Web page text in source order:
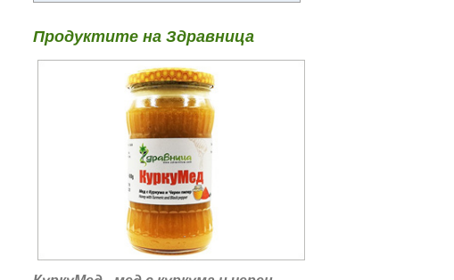
Продуктите на Здравница